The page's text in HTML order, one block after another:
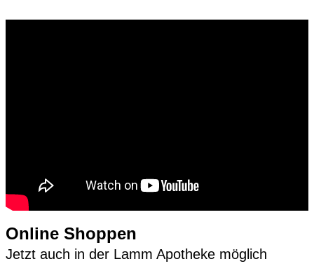
Online Shoppen
Jetzt auch in der Lamm Apotheke möglich